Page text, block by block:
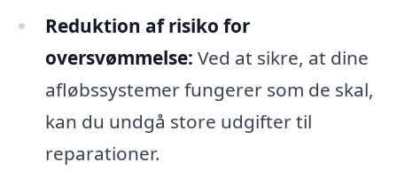
Reduktion af risiko for
oversvømmelse: Ved at sikre, at dine
afløbssystemer fungerer som de skal,
kan du undgå store udgifter til
reparationer.